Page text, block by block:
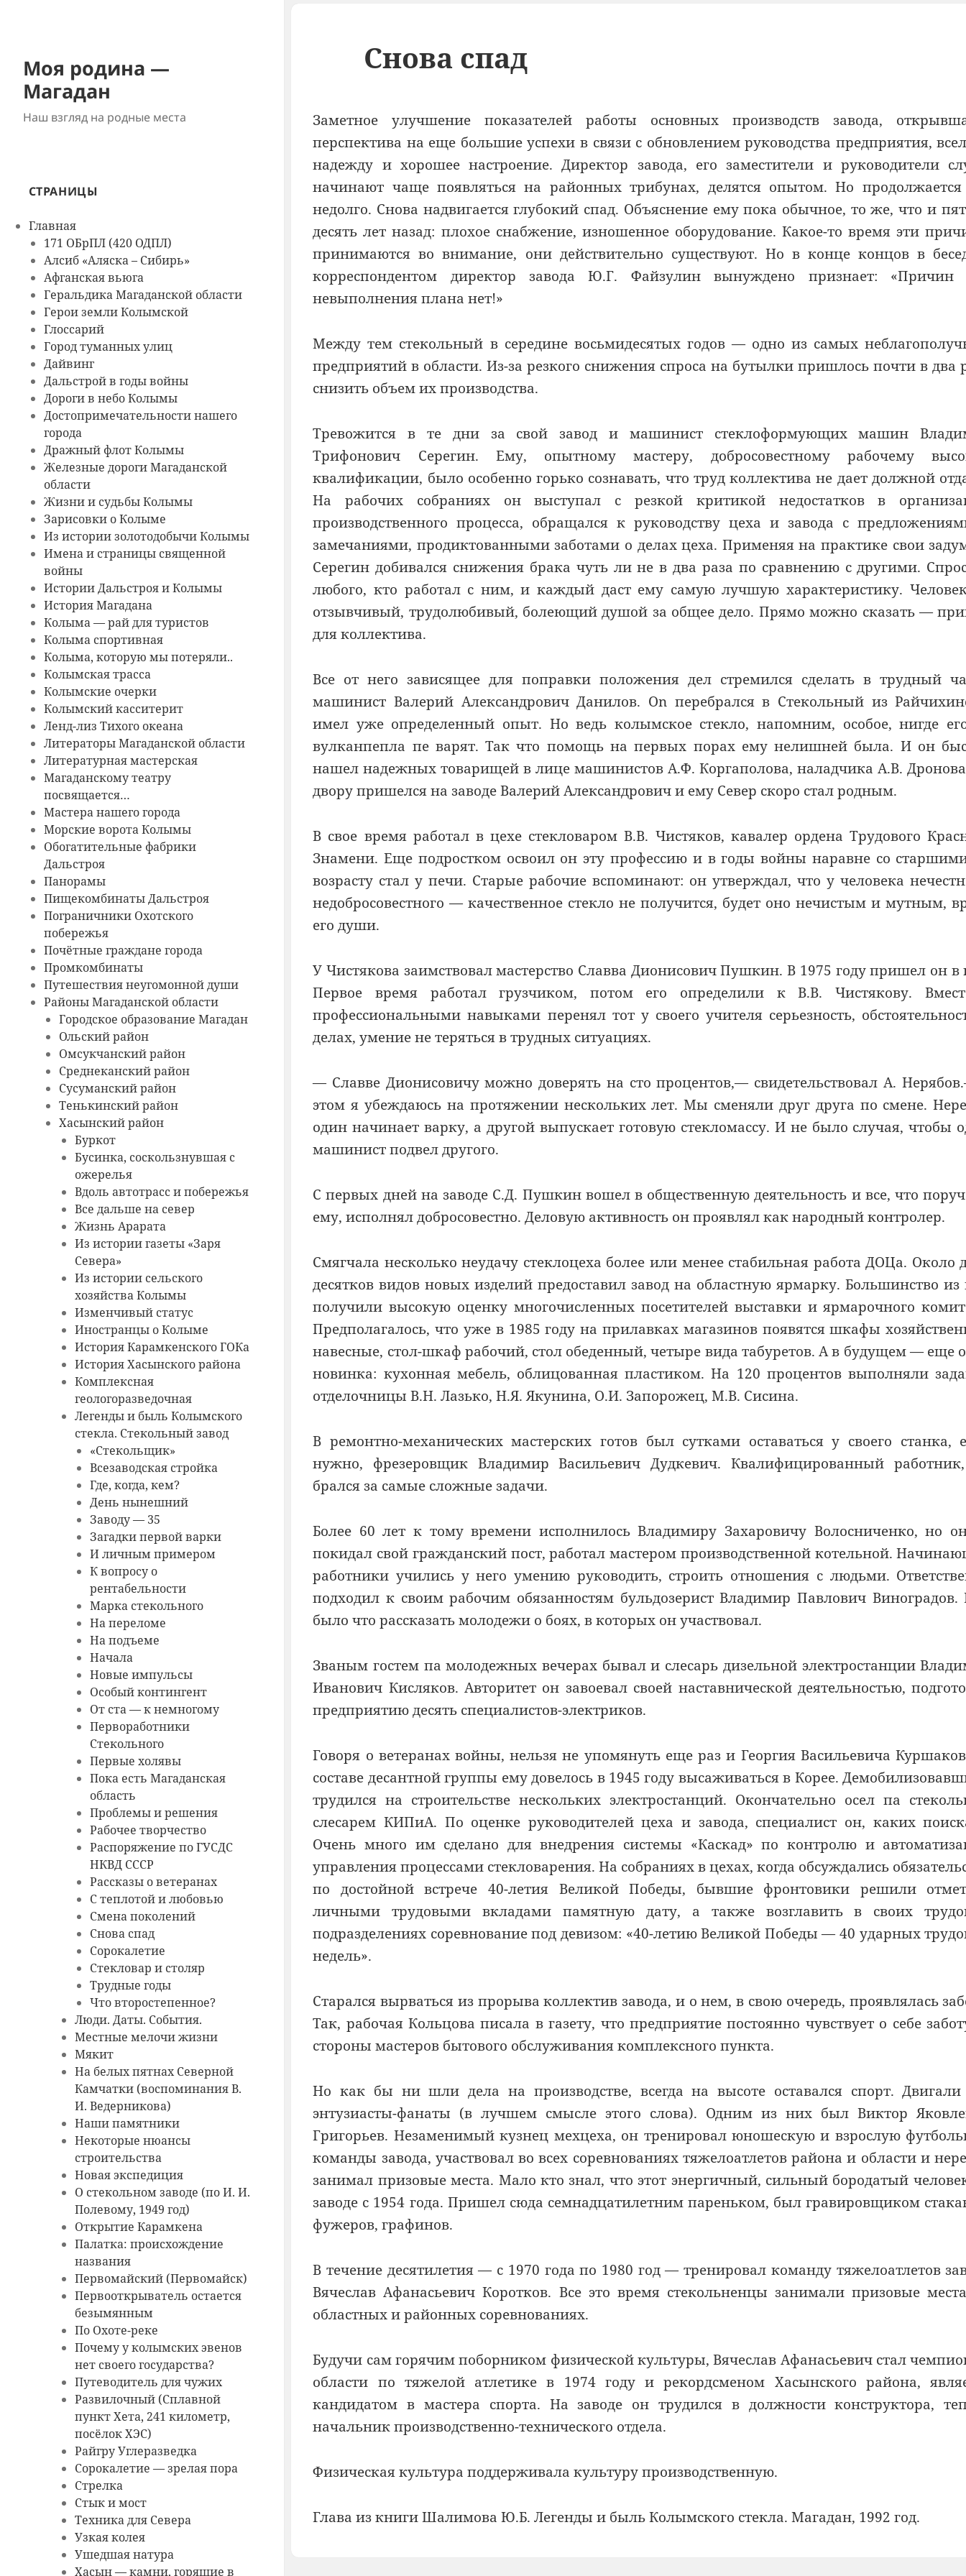
Моя родина —
Магадан
Наш взгляд на родные места
СТРАНИЦЫ
Главная
171 ОБрПЛ (420 ОДПЛ)
Алсиб «Аляска – Сибирь»
Афганская вьюга
Геральдика Магаданской области
Герои земли Колымской
Глоссарий
Город туманных улиц
Дайвинг
Дальстрой в годы войны
Дороги в небо Колымы
Достопримечательности нашего
города
Дражный флот Колымы
Железные дороги Магаданской
области
Жизни и судьбы Колымы
Зарисовки о Колыме
Из истории золотодобычи Колымы
Имена и страницы священной
войны
Истории Дальстроя и Колымы
История Магадана
Колыма — рай для туристов
Колыма спортивная
Колыма, которую мы потеряли..
Колымская трасса
Колымские очерки
Колымский касситерит
Ленд-лиз Тихого океана
Литераторы Магаданской области
Литературная мастерская
Магаданскому театру
посвящается…
Мастера нашего города
Морские ворота Колымы
Обогатительные фабрики
Дальстроя
Панорамы
Пищекомбинаты Дальстроя
Пограничники Охотского
побережья
Почётные граждане города
Промкомбинаты
Путешествия неугомонной души
Районы Магаданской области
Городское образование Магадан
Ольский район
Омсукчанский район
Среднеканский район
Сусуманский район
Тенькинский район
Хасынский район
Буркот
Бусинка, соскользнувшая с
ожерелья
Вдоль автотрасс и побережья
Все дальше на север
Жизнь Арарата
Из истории газеты «Заря
Севера»
Из истории сельского
хозяйства Колымы
Изменчивый статус
Иностранцы о Колыме
История Карамкенского ГОКа
История Хасынского района
Комплексная
геологоразведочная
Легенды и быль Колымского
стекла. Стекольный завод
«Стекольщик»
Всезаводская стройка
Где, когда, кем?
День нынешний
Заводу — 35
Загадки первой варки
И личным примером
К вопросу о
рентабельности
Марка стекольного
На переломе
На подъеме
Начала
Новые импульсы
Особый контингент
От ста — к немногому
Первоработники
Стекольного
Первые холявы
Пока есть Магаданская
область
Проблемы и решения
Рабочее творчество
Распоряжение по ГУСДС
НКВД СССР
Рассказы о ветеранах
С теплотой и любовью
Смена поколений
Снова спад
Сорокалетие
Стекловар и столяр
Трудные годы
Что второстепенное?
Люди. Даты. События.
Местные мелочи жизни
Мякит
На белых пятнах Северной
Камчатки (воспоминания В.
И. Ведерникова)
Наши памятники
Некоторые нюансы
строительства
Новая экспедиция
О стекольном заводе (по И. И.
Полевому, 1949 год)
Открытие Карамкена
Палатка: происхождение
названия
Первомайский (Первомайск)
Первооткрыватель остается
безымянным
По Охоте-реке
Почему у колымских эвенов
нет своего государства?
Путеводитель для чужих
Развилочный (Сплавной
пункт Хета, 241 километр,
посёлок ХЭС)
Райгру Углеразведка
Сорокалетие — зрелая пора
Стрелка
Стык и мост
Техника для Севера
Узкая колея
Ушедшая натура
Хасын — камни, горящие в
Снова спад
Заметное улучшение показателей работы основных производств завода,
перспектива на еще большие успехи в связи с обновлением руководства предприятия,
надежду и хорошее настроение. Директор завода, его заместители и руководители
начинают чаще появляться на районных трибунах, делятся опытом. Но продолжается
недолго. Снова надвигается глубокий спад. Объяснение ему пока обычное, то же, что и
десять лет назад: плохое снабжение, изношенное оборудование. Какое-то время эти
принимаются во внимание, они действительно существуют. Но в конце концов в
корреспондентом директор завода Ю.Г. Файзулин вынуждено признает: «Причин
невыполнения плана нет!»
Между тем стекольный в середине восьмидесятых годов — одно из самых
предприятий в области. Из-за резкого снижения спроса на бутылки пришлось почти в два
снизить объем их производства.
Тревожится в те дни за свой завод и машинист стеклоформующих машин
Трифонович Серегин. Ему, опытному мастеру, добросовестному рабочему
квалификации, было особенно горько сознавать, что труд коллектива не дает должной
На рабочих собраниях он выступал с резкой критикой недостатков в
производственного процесса, обращался к руководству цеха и завода с
замечаниями, продиктованными заботами о делах цеха. Применяя на практике свои
Серегин добивался снижения брака чуть ли не в два раза по сравнению с другими.
любого, кто работал с ним, и каждый даст ему самую лучшую характеристику.
отзывчивый, трудолюбивый, болеющий душой за общее дело. Прямо можно сказать —
для коллектива.
Все от него зависящее для поправки положения дел стремился сделать в трудный
машинист Валерий Александрович Данилов. On перебрался в Стекольный из
имел уже определенный опыт. Но ведь колымское стекло, напомним, особое, нигде
вулканпепла пе варят. Так что помощь на первых порах ему нелишней была. И он
нашел надежных товарищей в лице машинистов А.Ф. Коргаполова, наладчика А.В.
двору пришелся на заводе Валерий Александрович и ему Север скоро стал родным.
В свое время работал в цехе стекловаром В.В. Чистяков, кавалер ордена Трудового
Знамени. Еще подростком освоил он эту профессию и в годы войны наравне со
возрасту стал у печи. Старые рабочие вспоминают: он утверждал, что у человека
недобросовестного — качественное стекло не получится, будет оно нечистым и мутным,
его души.
У Чистякова заимствовал мастерство Славва Дионисович Пушкин. В 1975 году пришел он в
Первое время работал грузчиком, потом его определили к В.В. Чистякову.
профессиональными навыками перенял тот у своего учителя серьезность,
делах, умение не теряться в трудных ситуациях.
— Славве Дионисовичу можно доверять на сто процентов,— свидетельствовал А.
этом я убеждаюсь на протяжении нескольких лет. Мы сменяли друг друга по смене.
один начинает варку, а другой выпускает готовую стекломассу. И не было случая, чтобы
машинист подвел другого.
С первых дней на заводе С.Д. Пушкин вошел в общественную деятельность и все, что
ему, исполнял добросовестно. Деловую активность он проявлял как народный контролер.
Смягчала несколько неудачу стеклоцеха более или менее стабильная работа ДОЦа. Около
десятков видов новых изделий предоставил завод на областную ярмарку. Большинство из
получили высокую оценку многочисленных посетителей выставки и ярмарочного
Предполагалось, что уже в 1985 году на прилавках магазинов появятся шкафы
навесные, стол-шкаф рабочий, стол обеденный, четыре вида табуретов. А в будущем — еще
новинка: кухонная мебель, облицованная пластиком. На 120 процентов выполняли
отделочницы В.Н. Лазько, Н.Я. Якунина, О.И. Запорожец, М.В. Сисина.
В ремонтно-механических мастерских готов был сутками оставаться у своего станка,
нужно, фрезеровщик Владимир Васильевич Дудкевич. Квалифицированный
брался за самые сложные задачи.
Более 60 лет к тому времени исполнилось Владимиру Захаровичу Волосниченко, но
покидал свой гражданский пост, работал мастером производственной котельной.
работники учились у него умению руководить, строить отношения с людьми.
подходил к своим рабочим обязанностям бульдозерист Владимир Павлович Виноградов.
было что рассказать молодежи о боях, в которых он участвовал.
Званым гостем па молодежных вечерах бывал и слесарь дизельной электростанции
Иванович Кисляков. Авторитет он завоевал своей наставнической деятельностью,
предприятию десять специалистов-электриков.
Говоря о ветеранах войны, нельзя не упомянуть еще раз и Георгия Васильевича
составе десантной группы ему довелось в 1945 году высаживаться в Корее.
трудился на строительстве нескольких электростанций. Окончательно осел па
слесарем КИПиА. По оценке руководителей цеха и завода, специалист он, каких
Очень много им сделано для внедрения системы «Каскад» по контролю и
управления процессами стекловарения. На собраниях в цехах, когда обсуждались
по достойной встрече 40-летия Великой Победы, бывшие фронтовики решили
личными трудовыми вкладами памятную дату, а также возглавить в своих
подразделениях соревнование под девизом: «40-летию Великой Победы — 40 ударных
недель».
Старался вырваться из прорыва коллектив завода, и о нем, в свою очередь, проявлялась
Так, рабочая Кольцова писала в газету, что предприятие постоянно чувствует о себе
стороны мастеров бытового обслуживания комплексного пункта.
Но как бы ни шли дела на производстве, всегда на высоте оставался спорт. Двигали
энтузиасты-фанаты (в лучшем смысле этого слова). Одним из них был Виктор
Григорьев. Незаменимый кузнец мехцеха, он тренировал юношескую и взрослую
команды завода, участвовал во всех соревнованиях тяжелоатлетов района и области и
занимал призовые места. Мало кто знал, что этот энергичный, сильный бородатый
заводе с 1954 года. Пришел сюда семнадцатилетним пареньком, был гравировщиком
фужеров, графинов.
В течение десятилетия — с 1970 года по 1980 год — тренировал команду тяжелоатлетов
Вячеслав Афанасьевич Коротков. Все это время стекольненцы занимали призовые
областных и районных соревнованиях.
Будучи сам горячим поборником физической культуры, Вячеслав Афанасьевич стал
области по тяжелой атлетике в 1974 году и рекордсменом Хасынского района,
кандидатом в мастера спорта. На заводе он трудился в должности конструктора,
начальник производственно-технического отдела.
Физическая культура поддерживала культуру производственную.
Глава из книги Шалимова Ю.Б. Легенды и быль Колымского стекла. Магадан, 1992 год.